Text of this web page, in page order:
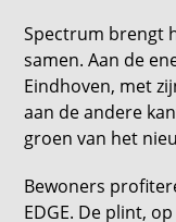
Spectrum brengt
samen. Aan de
Eindhoven, met
aan de andere
groen van het
Bewoners
EDGE. De plint,